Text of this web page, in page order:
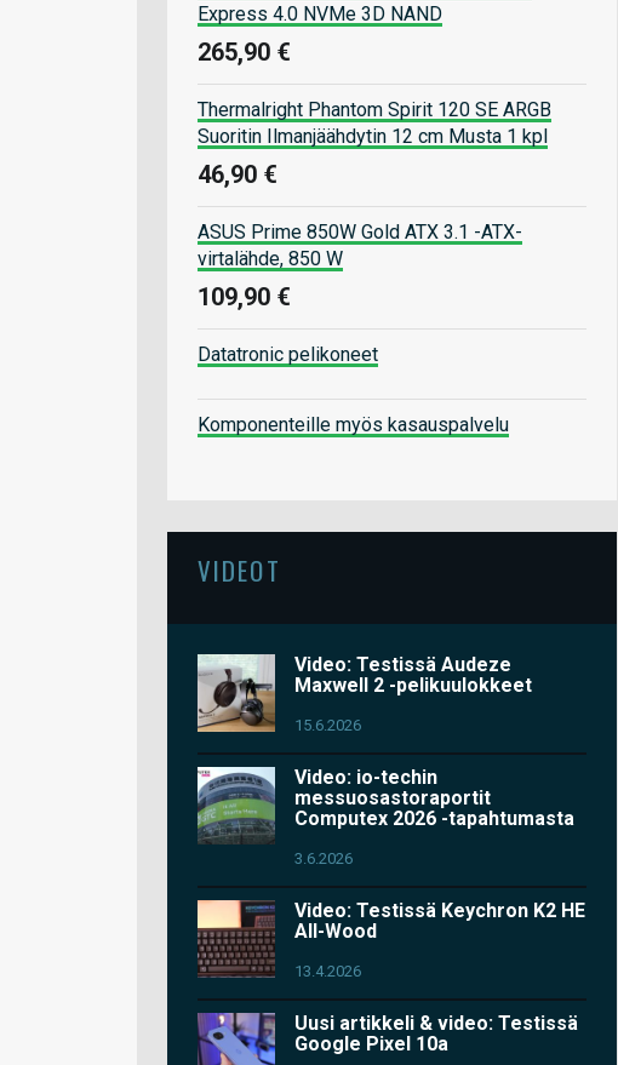
Express 4.0 NVMe 3D NAND
265,90 €
Thermalright Phantom Spirit 120 SE ARGB
Suoritin Ilmanjäähdytin 12 cm Musta 1 kpl
46,90 €
ASUS Prime 850W Gold ATX 3.1 -ATX-
virtalähde, 850 W
109,90 €
Datatronic pelikoneet
Komponenteille myös kasauspalvelu
VIDEOT
Video: Testissä Audeze
Maxwell 2 -pelikuulokkeet
15.6.2026
Video: io-techin
messuosastoraportit
Computex 2026 -tapahtumasta
3.6.2026
Video: Testissä Keychron K2 HE
All-Wood
13.4.2026
Uusi artikkeli & video: Testissä
Google Pixel 10a